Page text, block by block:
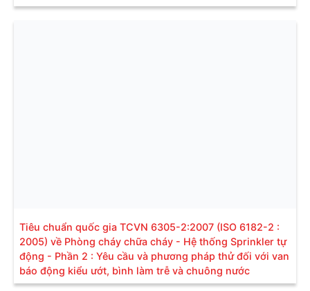
Tiêu chuẩn quốc gia TCVN 6305-2:2007 (ISO 6182-2 :
2005) về Phòng cháy chữa cháy - Hệ thống Sprinkler tự
động - Phần 2 : Yêu cầu và phương pháp thử đối với van
báo động kiểu ướt, bình làm trễ và chuông nước